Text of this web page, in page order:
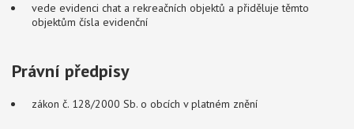
vede evidenci chat a rekreačních objektů a přiděluje těmto
objektům čísla evidenční
Právní předpisy
zákon č. 128/2000 Sb. o obcích v platném znění